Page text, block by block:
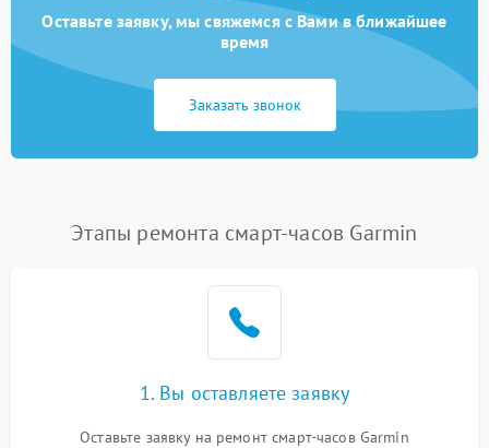
Оставьте заявку, мы свяжемся с Вами в ближайшее
время
Заказать звонок
Этапы ремонта смарт-часов Garmin
1. Вы оставляете заявку
Оставьте заявку на ремонт смарт-часов Garmin